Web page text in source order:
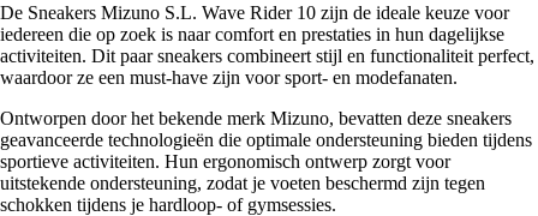
De Sneakers Mizuno S.L. Wave Rider 10 zijn de ideale keuze voor
iedereen die op zoek is naar comfort en prestaties in hun dagelijkse
activiteiten. Dit paar sneakers combineert stijl en functionaliteit perfect,
waardoor ze een must-have zijn voor sport- en modefanaten.
Ontworpen door het bekende merk Mizuno, bevatten deze sneakers
geavanceerde technologieën die optimale ondersteuning bieden tijdens
sportieve activiteiten. Hun ergonomisch ontwerp zorgt voor
uitstekende ondersteuning, zodat je voeten beschermd zijn tegen
schokken tijdens je hardloop- of gymsessies.